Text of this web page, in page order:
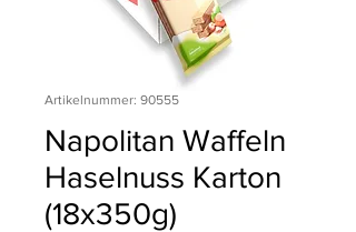
Artikelnummer: 90555
Napolitan Waffeln
Haselnuss Karton
(18x350g)